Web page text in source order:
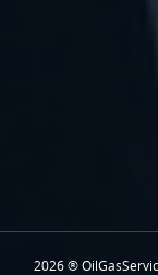
2026 ®